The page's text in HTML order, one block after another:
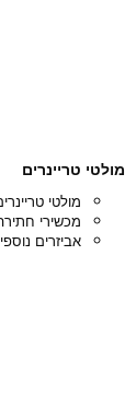
מולטי טריינרים
מולטי
מכשירי
אביזרים